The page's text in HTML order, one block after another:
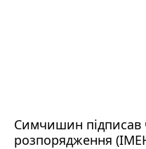
Симчишин підписав
розпорядження